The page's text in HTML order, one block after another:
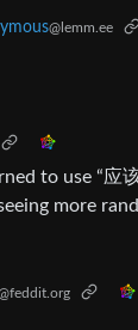
@lemm.ee
to use “应
more